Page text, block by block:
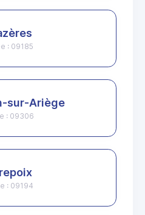
: 09185
sur-Ariège
: 09306
: 09194